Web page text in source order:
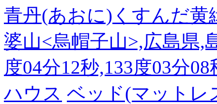
青丹(あおに)くすんだ黄
婆山<烏帽子山>,広島県,
度04分12秒,133度03分
ハウス ベッド(マットレ